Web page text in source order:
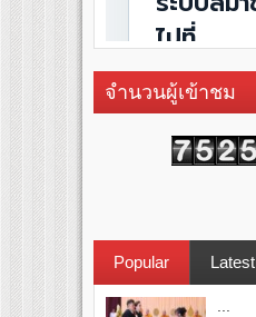
จำนวนผู้เข้าชม
Popular Latest
...